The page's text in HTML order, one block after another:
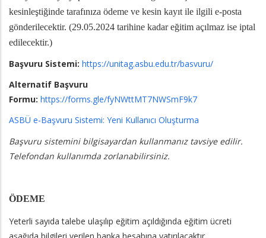
kesinleştiğinde tarafınıza ödeme ve kesin kayıt ile ilgili e-posta
gönderilecektir. (29.05.2024 tarihine kadar eğitim açılmaz ise iptal
edilecektir.)
Başvuru Sistemi: https://unitag.asbu.edu.tr/basvuru/
Alternatif Başvuru
Formu: https://forms.gle/fyNWttMT7NWSmF9k7
ASBÜ e-Başvuru Sistemi: Yeni Kullanıcı Oluşturma
Başvuru sistemini bilgisayardan kullanmanız tavsiye edilir.
Telefondan kullanımda zorlanabilirsiniz.
ÖDEME
Yeterli sayıda talebe ulaşılıp eğitim açıldığında eğitim ücreti
aşağıda bilgileri verilen banka hesabına yatırılacaktır.